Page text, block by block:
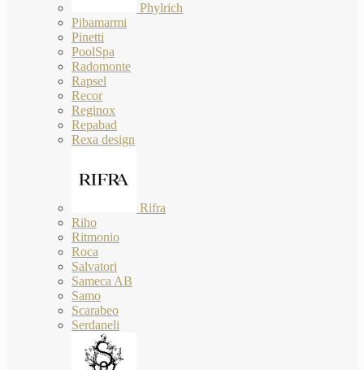
Phylrich
Pibamarmi
Pinetti
PoolSpa
Radomonte
Rapsel
Recor
Reginox
Repabad
Rexa design
Rifra
Riho
Ritmonio
Roca
Salvatori
Sameca AB
Samo
Scarabeo
Serdaneli